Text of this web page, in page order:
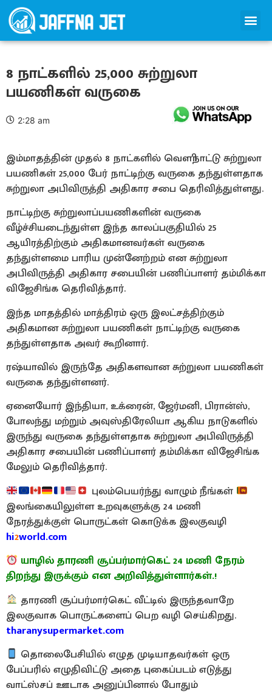
8 நாட்களில் 25,000 சுற்றுலா
பயணிகள் வருகை
2:28 am
இம்மாதத்தின் முதல் 8 நாட்களில் வௌிநாட்டு சுற்றுலா
பயணிகள் 25,000 பேர் நாட்டிற்கு வருகை தந்துள்ளதாக
சுற்றுலா அபிவிருத்தி அதிகார சபை தெரிவித்துள்ளது.
நாட்டிற்கு சுற்றுலாப்பயணிகளின் வருகை
வீழ்ச்சியடைந்துள்ள இந்த காலப்பகுதியில் 25
ஆயிரத்திற்கும் அதிகமானவர்கள் வருகை
தந்துள்ளமை பாரிய முன்னேற்றம் என சுற்றுலா
அபிவிருத்தி அதிகார சபையின் பணிப்பாளர் தம்மிக்கா
விஜேசிங்க தெரிவித்தார்.
இந்த மாதத்தில் மாத்திரம் ஒரு இலட்சத்திற்கும்
அதிகமான சுற்றுலா பயணிகள் நாட்டிற்கு வருகை
தந்துள்ளதாக அவர் கூறினார்.
ரஷ்யாவில் இருந்தே அதிகளவான சுற்றுலா பயணிகள்
வருகை தந்துள்ளனர்.
ஏனையோர் இந்தியா, உக்ரைன், ஜேர்மனி, பிரான்ஸ்,
போலந்து மற்றும் அவுஸ்திரேலியா ஆகிய நாடுகளில்
இருந்து வருகை தந்துள்ளதாக சுற்றுலா அபிவிருத்தி
அதிகார சபையின் பணிப்பாளர் தம்மிக்கா விஜேசிங்க
மேலும் தெரிவித்தார்.
புலம்பெயர்ந்து வாழும் நீங்கள்
இலங்கையிலுள்ள உறவுகளுக்கு 24 மணி
நேரத்துக்குள் பொருட்கள் கொடுக்க இலகுவழி
hi2world.com
யாழில் தாரணி சூப்பர்மார்கெட் 24 மணி நேரம்
திறந்து இருக்கும் என அறிவித்துள்ளார்கள்.!
தாரணி சூப்பர்மார்கெட் வீட்டில் இருந்தவாறே
இலகுவாக பொருட்களைப் பெற வழி செய்கிறது.
tharanysupermarket.com
தொலைபேசியில் எழுத முடியாதவர்கள் ஒரு
பேப்பரில் எழுதிவிட்டு அதை புகைப்படம் எடுத்து
வாட்ஸ்சப் ஊடாக அனுப்பினால் போதும்